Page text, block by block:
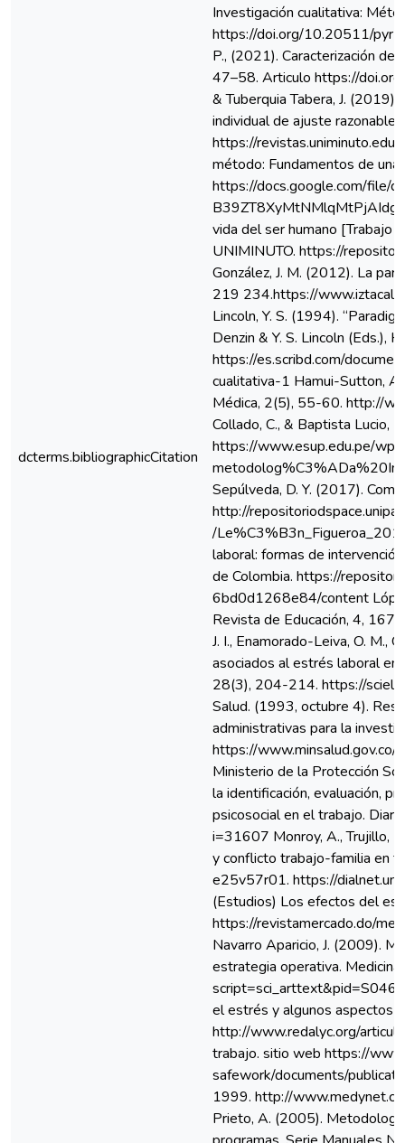
dcterms.bibliographicCitation